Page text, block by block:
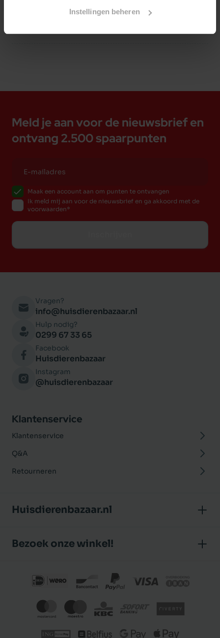
Instellingen beheren
Bestelherinnering instellen
Meld je aan voor de nieuwsbrief en
ontvang 2.500 spaarpunten
Maak een account aan om punten te ontvangen
Ik meld mij aan voor de nieuwsbrief en ga akkoord met de
voorwaarden
Vragen?
info@huisdierenbazaar.nl
Hulp nodig?
0299 67 33 65
Facebook
Huisdierenbazaar
Instagram
@huisdierenbazaar
Klantenservice
Klantenservice
Q&A
Retourneren
Huisdierenbazaar.nl
Klantbeoordelingen
Privacybeleid
Bezoek onze winkel!
J.P. Poelstraat 8
Nederland